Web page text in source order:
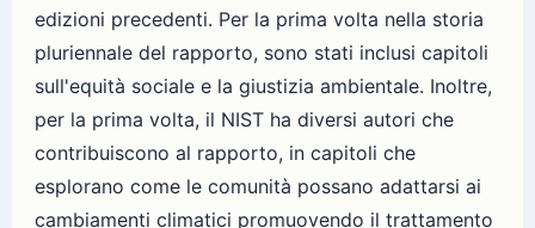
edizioni precedenti. Per la prima volta nella storia
pluriennale del rapporto, sono stati inclusi capitoli
sull'equità sociale e la giustizia ambientale. Inoltre,
per la prima volta, il NIST ha diversi autori che
contribuiscono al rapporto, in capitoli che
esplorano come le comunità possano adattarsi ai
cambiamenti climatici promuovendo il trattamento